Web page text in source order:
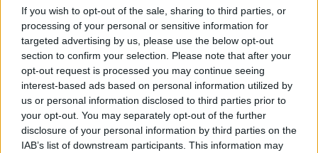
If you wish to opt-out of the sale, sharing to third parties, or
processing of your personal or sensitive information for
targeted advertising by us, please use the below opt-out
section to confirm your selection. Please note that after your
opt-out request is processed you may continue seeing
interest-based ads based on personal information utilized by
us or personal information disclosed to third parties prior to
your opt-out. You may separately opt-out of the further
disclosure of your personal information by third parties on the
IAB’s list of downstream participants. This information may